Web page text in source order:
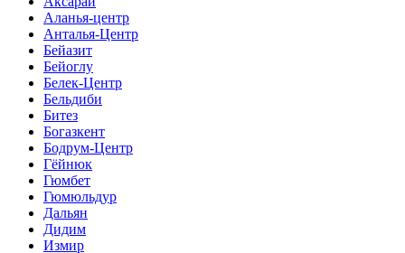
Аланья-центр
Анталья-Центр
Бейазит
Бейоглу
Белек-Центр
Бельдиби
Битез
Богазкент
Бодрум-Центр
Гёйнюк
Гюмбет
Гюмюльдур
Дальян
Дидим
Измир